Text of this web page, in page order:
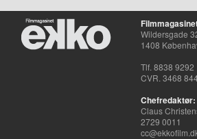
Wildersgade
1408
Tlf. 8838 9292
CVR. 3468
Chefredaktør:
Claus
2729 0011